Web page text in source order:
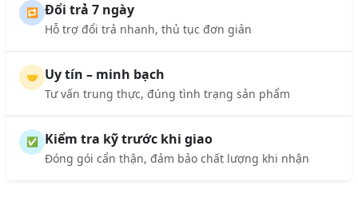
🔁 Đổi trả 7 ngày
Hỗ trợ đổi trả nhanh, thủ tục đơn giản
🤝 Uy tín – minh bạch
Tư vấn trung thực, đúng tình trạng sản phẩm
✅ Kiểm tra kỹ trước khi giao
Đóng gói cẩn thận, đảm bảo chất lượng khi nhận